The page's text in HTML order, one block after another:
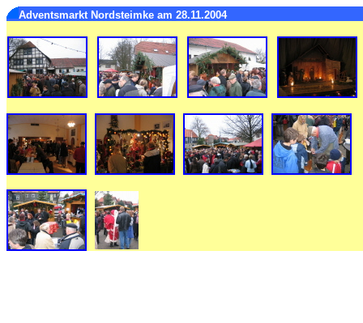
Adventsmarkt Nordsteimke am 28.11.2004